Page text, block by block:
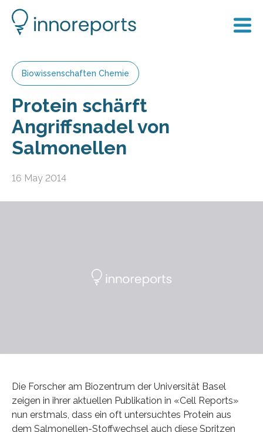
Biowissenschaften Chemie
Protein schärft
Angriffsnadel von
Salmonellen
16 May 2014
Die Forscher am Biozentrum der Universität Basel
zeigen in ihrer aktuellen Publikation in «Cell Reports»
nun erstmals, dass ein oft untersuchtes Protein aus
dem Salmonellen-Stoffwechsel auch diese Spritzen